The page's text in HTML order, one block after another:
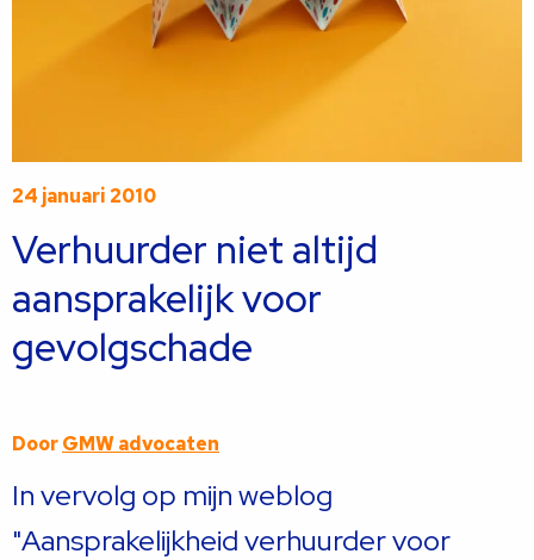
24 januari 2010
Verhuurder niet altijd
aansprakelijk voor
gevolgschade
DoorGMW advocaten
In vervolg op mijn weblog
"Aansprakelijkheid verhuurder voor